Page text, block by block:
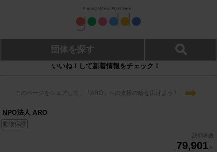
団体を探す
いいね！して新着情報をチェック！
このページをシェアして、「ARO」への支援の輪を広げよう！ ➡
NPO法人 ARO
動物保護
訪問者数
79,901 人